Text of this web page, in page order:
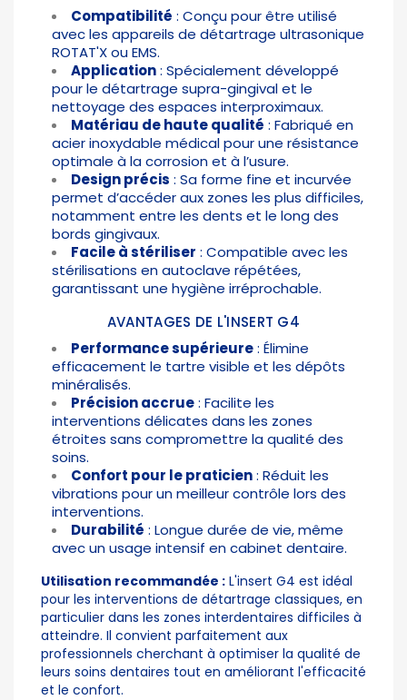
Compatibilité : Conçu pour être utilisé
avec les appareils de détartrage ultrasonique
ROTAT'X ou EMS.
Application: Spécialement développé
pour le détartrage supra-gingival et le
nettoyage des espaces interproximaux.
Matériau de haute qualité : Fabriqué en
acier inoxydable médical pour une résistance
optimale à la corrosion et à l’usure.
Design précis : Sa forme fine et incurvée
permet d’accéder aux zones les plus difficiles,
notamment entre les dents et le long des
bords gingivaux.
Facile à stériliser : Compatible avec les
stérilisations en autoclave répétées,
garantissant une hygiène irréprochable.
AVANTAGES DE L'INSERT G4
Performance supérieure: Élimine
efficacement le tartre visible et les dépôts
minéralisés.
Précision accrue: Facilite les
interventions délicates dans les zones
étroites sans compromettre la qualité des
soins.
Confort pour le praticien: Réduit les
vibrations pour un meilleur contrôle lors des
interventions.
Durabilité : Longue durée de vie, même
avec un usage intensif en cabinet dentaire.
Utilisation recommandée : L'insert G4 est idéal
pour les interventions de détartrage classiques, en
particulier dans les zones interdentaires difficiles à
atteindre. Il convient parfaitement aux
professionnels cherchant à optimiser la qualité de
leurs soins dentaires tout en améliorant l'efficacité
et le confort.